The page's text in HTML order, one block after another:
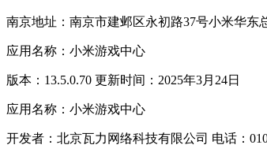
南京地址：南京市建邺区永初路37号小米华东
应用名称：小米游戏中心
版本：13.5.0.70 更新时间：2025年3月24日
应用名称：小米游戏中心
开发者：北京瓦力网络科技有限公司 电话：